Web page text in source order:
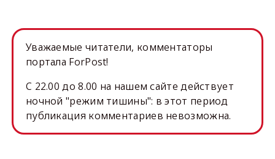
Уважаемые читатели, комментаторы
портала ForPost!
C 22.00 до 8.00 на нашем сайте действует
ночной "режим тишины": в этот период
публикация комментариев невозможна.